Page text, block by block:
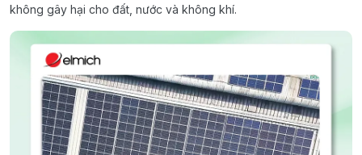
không gây hại cho đất, nước và không khí.